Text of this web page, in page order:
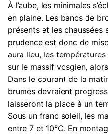
À l’aube, les minimales
en plaine. Les bancs de
présents et les chaussées
prudence est donc de
aura lieu, les
sur le massif vosgien,
Dans le courant de la
brumes devraient
laisseront la place à un
Sous un franc soleil, les
entre 7 et 10°C. En